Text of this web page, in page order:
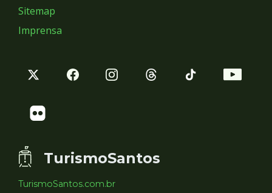
Sitemap
Imprensa
TurismoSantos
TurismoSantos.com.br